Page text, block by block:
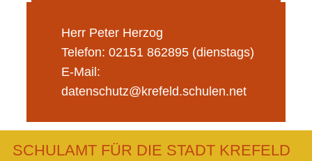
Herr Peter Herzog
Telefon: 02151 862895 (dienstags)
E-Mail:
datenschutz@krefeld.schulen.net
SCHULAMT FÜR DIE STADT KREFELD